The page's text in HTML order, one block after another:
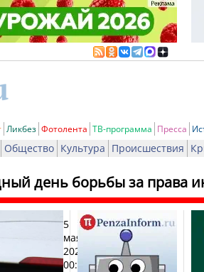
Ликбез Фотолента ТВ-программа Пресса
Общество Культура Происшествия
день борьбы за права
5
мая
2026,
00:01